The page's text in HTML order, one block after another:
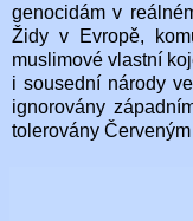
genocidám v
Židy v Evropě,
muslimové vlastní
i sousední národy
ignorovány
tolerovány